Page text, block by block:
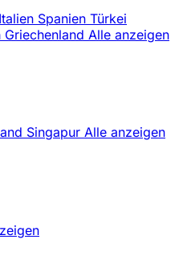
Italien Spanien Türkei
Griechenland Alle anzeigen
Singapur Alle anzeigen